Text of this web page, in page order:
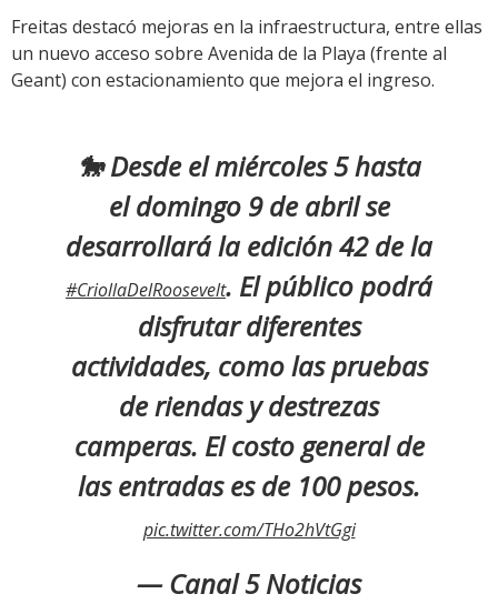
Freitas destacó mejoras en la infraestructura, entre ellas
un nuevo acceso sobre Avenida de la Playa (frente al
Geant) con estacionamiento que mejora el ingreso.
🐎 Desde el miércoles 5 hasta
el domingo 9 de abril se
desarrollará la edición 42 de la
#CriollaDelRoosevelt. El público podrá
disfrutar diferentes
actividades, como las pruebas
de riendas y destrezas
camperas. El costo general de
las entradas es de 100 pesos.
pic.twitter.com/THo2hVtGgi
— Canal 5 Noticias